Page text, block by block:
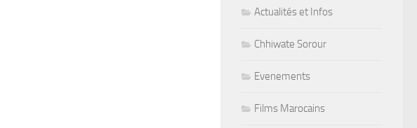
Actualités et Infos
Chhiwate Sorour
Evenements
Films Marocains